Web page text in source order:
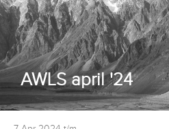
AWLS april '24